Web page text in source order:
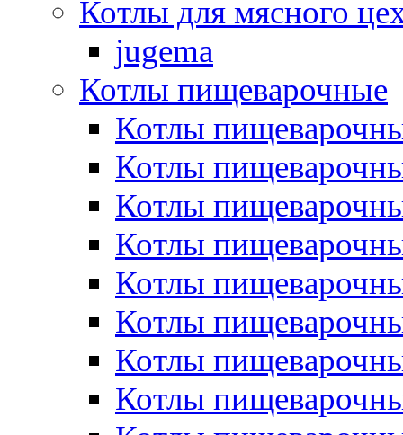
Котлы для мясного
jugema
Котлы пищеварочные
Котлы
Котлы
Котлы
Котлы
Котлы
Котлы
Котлы
Котлы